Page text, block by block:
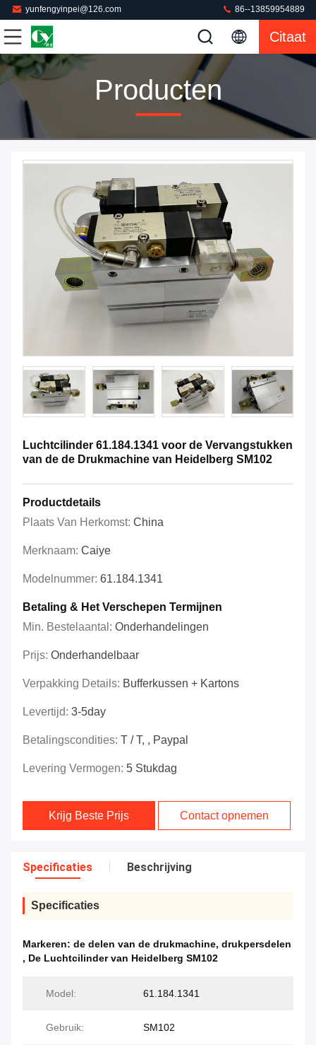
yunfengyinpei@126.com 86--13859954889
Citaat
Producten
Luchtcilinder 61.184.1341 voor de Vervangstukken
van de de Drukmachine van Heidelberg SM102
Productdetails
Plaats Van Herkomst: China
Merknaam: Caiye
Modelnummer: 61.184.1341
Betaling & Het Verschepen Termijnen
Min. Bestelaantal: Onderhandelingen
Prijs: Onderhandelbaar
Verpakking Details: Bufferkussen + Kartons
Levertijd: 3-5day
Betalingscondities: T / T, , Paypal
Levering Vermogen: 5 Stukdag
Krijg Beste Prijs Contact opnemen
Specificaties Beschrijving
Specificaties
Markeren: de delen van de drukmachine, drukpersdelen
, De Luchtcilinder van Heidelberg SM102
Model: 61.184.1341
Gebruik: SM102